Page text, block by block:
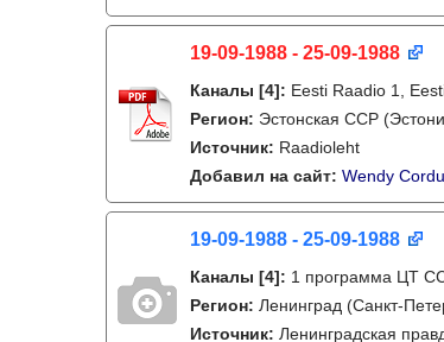
19-09-1988 - 25-09-1988
Каналы [4]: Eesti Raadio 1,
Регион: Эстонская ССР
Источник: Raadioleht
Добавил на сайт: Wendy
19-09-1988 - 25-09-1988
Каналы [4]: 1 программа ЦТ
Регион: Ленинград (Санкт-
Источник: Ленинградская